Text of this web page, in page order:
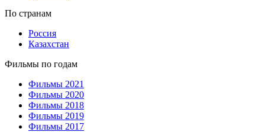
По странам
Россия
Казахстан
Фильмы по годам
Фильмы 2021
Фильмы 2020
Фильмы 2018
Фильмы 2019
Фильмы 2017